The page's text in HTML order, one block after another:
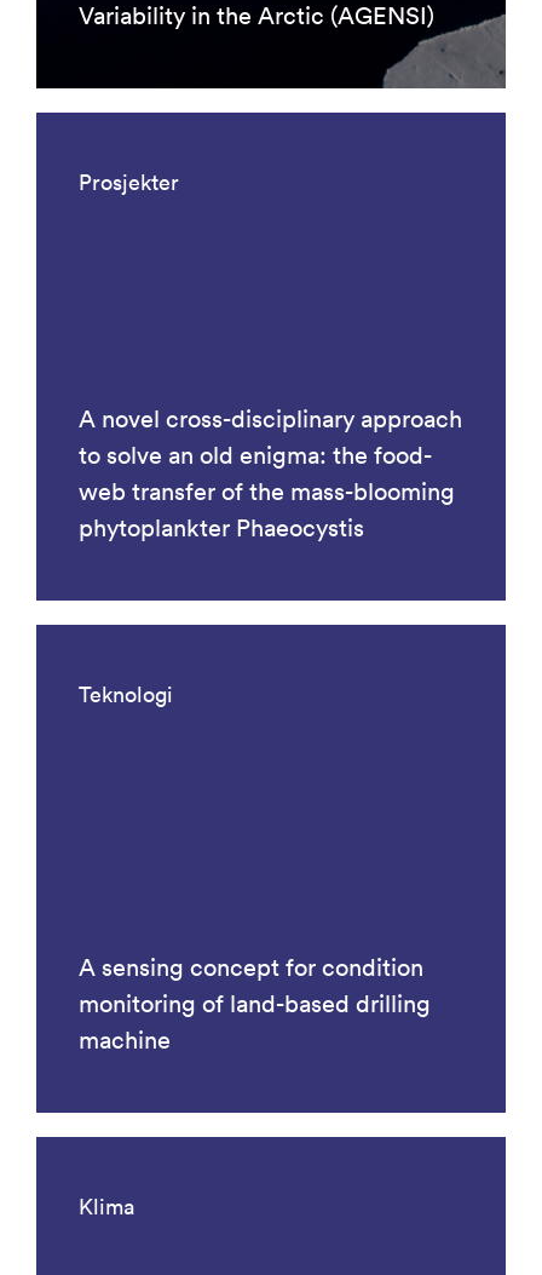
Variability in the Arctic (AGENSI)
Prosjekter
A novel cross-disciplinary approach
to solve an old enigma: the food-
web transfer of the mass-blooming
phytoplankter Phaeocystis
Teknologi
A sensing concept for condition
monitoring of land-based drilling
machine
Klima